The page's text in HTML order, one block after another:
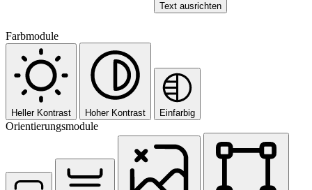
Text ausrichten
Farbmodule
Heller Kontrast Hoher Kontrast Einfarbig
Orientierungsmodule